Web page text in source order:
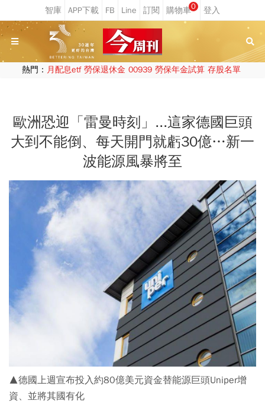
0
熱門： 月配息etf 勞保退休金 00939 勞保年金試算 存股名單
歐洲恐迎「雷曼時刻」...這家德國巨頭
大到不能倒、每天開門就虧30億…新一
波能源風暴將至
▲德國上週宣布投入約80億美元資金替能源巨頭Uniper增
資、並將其國有化